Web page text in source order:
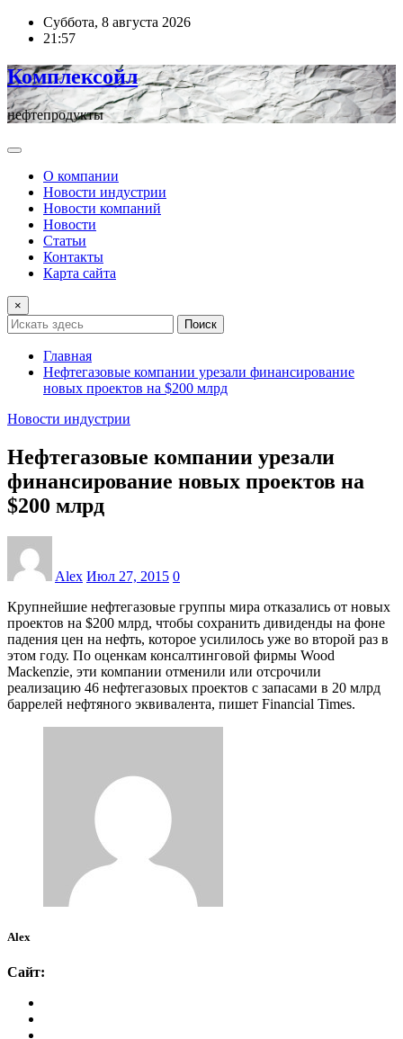
ПерейтиСуббота, 8 августа 2026
21:57
Комплексойл
нефтепродукты
О компании
Новости индустрии
Новости компаний
Новости
Статьи
Контакты
Карта сайта
×
Поиск
Главная
Нефтегазовые компании урезали финансирование
новых проектов на $200 млрд
Новости индустрии
Нефтегазовые компании урезали
финансирование новых проектов на
$200 млрд
Alex Июл 27, 2015 0
Крупнейшие нефтегазовые группы мира отказались от новых
проектов на $200 млрд, чтобы сохранить дивиденды на фоне
падения цен на нефть, которое усилилось уже во второй раз в
этом году. По оценкам консалтинговой фирмы Wood
Mackenzie, эти компании отменили или отсрочили
реализацию 46 нефтегазовых проектов с запасами в 20 млрд
баррелей нефтяного эквивалента, пишет Financial Times.
Alex
Сайт: